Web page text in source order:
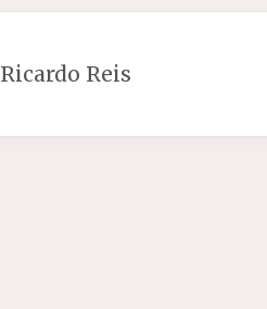
Ricardo Reis